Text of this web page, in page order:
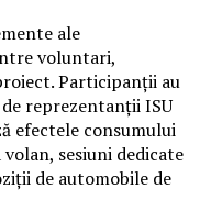
ale
voluntari,
Participanții au
reprezentanții ISU
efectele consumului
sesiuni dedicate
de automobile de